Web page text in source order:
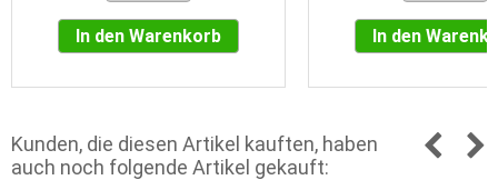
In den Warenkorb In den
Kunden, die diesen Artikel kauften, haben
auch noch folgende Artikel gekauft: